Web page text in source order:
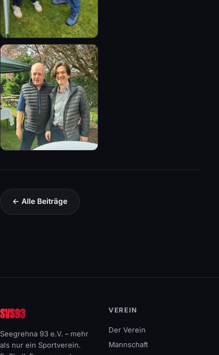
← Alle Beiträge
SVS93
Seegrehna 93 e.V. – mehr
als nur ein Sportverein.
VEREIN
Der Verein
Mannschaft